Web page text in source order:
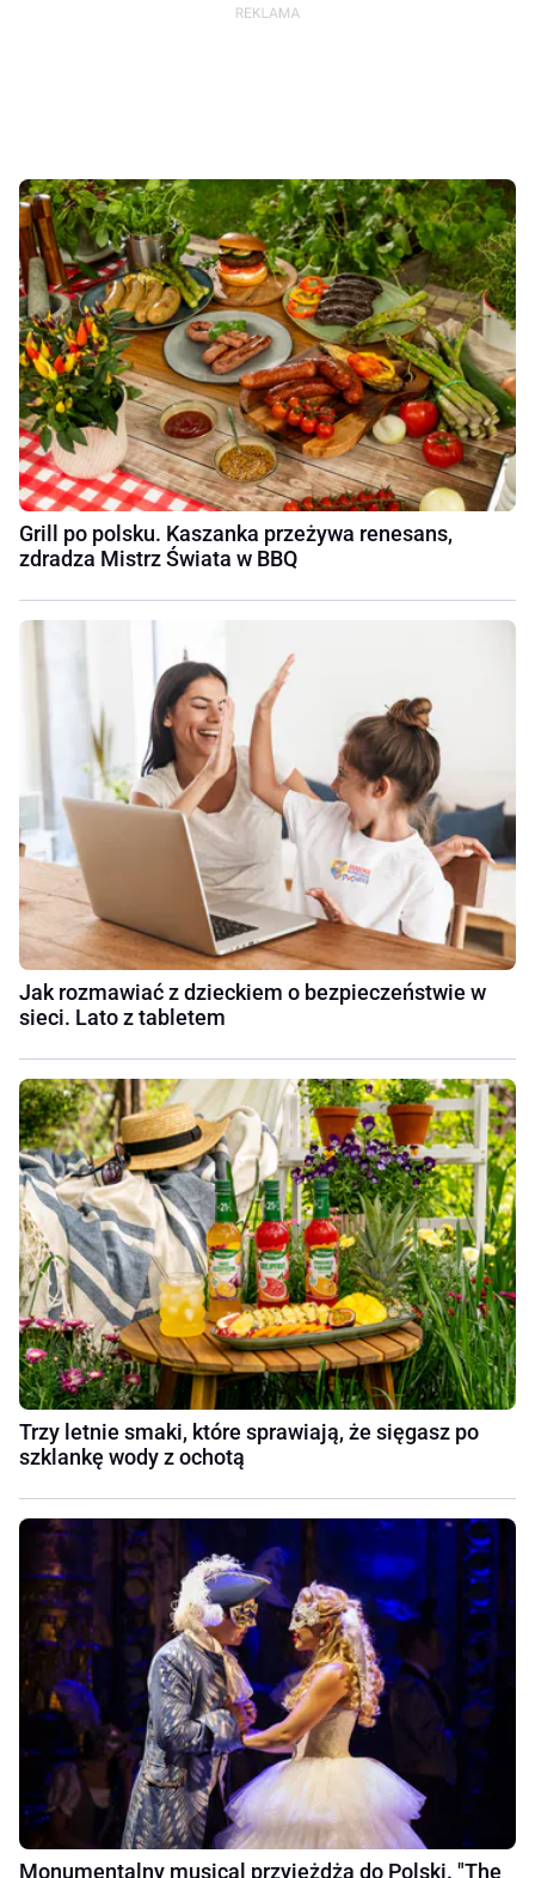
Grill po polsku. Kaszanka przeżywa renesans,
zdradza Mistrz Świata w BBQ
Jak rozmawiać z dzieckiem o bezpieczeństwie w
sieci. Lato z tabletem
Trzy letnie smaki, które sprawiają, że sięgasz po
szklankę wody z ochotą
Monumentalny musical przyjeżdża do Polski. "The